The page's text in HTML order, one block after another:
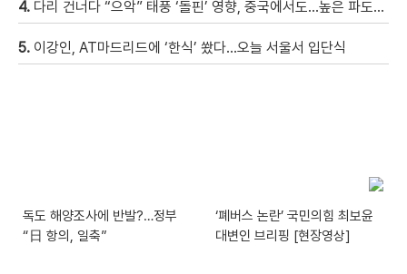
4. 다리 건너다 “으악” 태풍 ‘돌핀’ 영향, 중국에서도…높은 파도에 휩쓸려 9세 아이 실종 [현장영상]
5. 이강인, AT마드리드에 ‘한식’ 쐈다…오늘 서울서 입단식
독도 해양조사에 반발?…정부
“日 항의, 일축”
‘폐버스 논란’ 국민의힘 최보윤
대변인 브리핑 [현장영상]